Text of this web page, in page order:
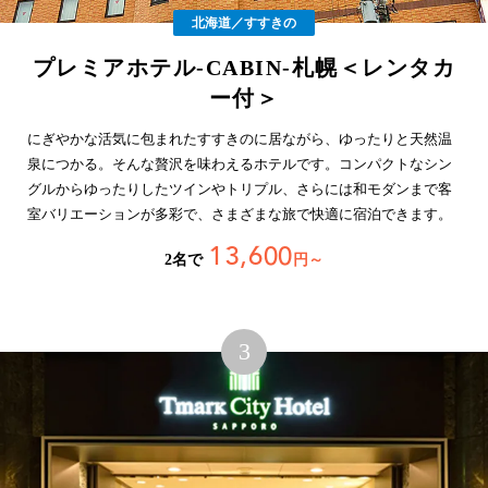
北海道／すすきの
プレミアホテル-CABIN-札幌＜レンタカ
ー付＞
にぎやかな活気に包まれたすすきのに居ながら、ゆったりと天然温
泉につかる。そんな贅沢を味わえるホテルです。コンパクトなシン
グルからゆったりしたツインやトリプル、さらには和モダンまで客
室バリエーションが多彩で、さまざまな旅で快適に宿泊できます。
2名で 13,600 円～